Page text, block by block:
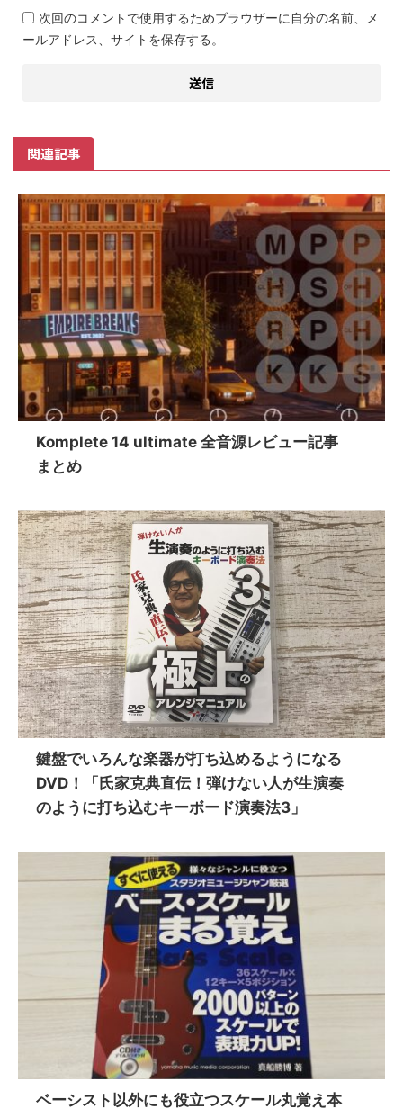
次回のコメントで使用するためブラウザーに自分の名前、メ
ールアドレス、サイトを保存する。
関連記事
Komplete 14 ultimate 全音源レビュー記事
まとめ
鍵盤でいろんな楽器が打ち込めるようになる
DVD！「氏家克典直伝！弾けない人が生演奏
のように打ち込むキーボード演奏法3」
ベーシスト以外にも役立つスケール丸覚え本